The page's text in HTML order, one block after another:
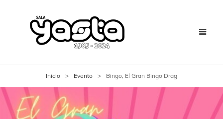
Inicio > Evento > Bingo, El Gran Bingo Drag